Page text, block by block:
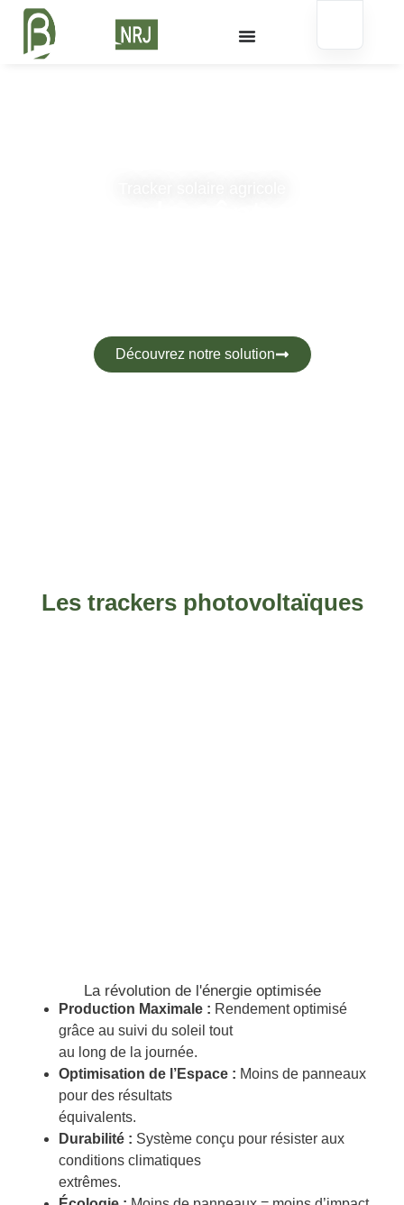
Découvrez notre solution
Les trackers photovoltaïques
La révolution de l'énergie optimisée
Production Maximale : Rendement optimisé
grâce au suivi du soleil tout
au long de la journée.
Optimisation de l’Espace : Moins de panneaux
pour des résultats
équivalents.
Durabilité : Système conçu pour résister aux
conditions climatiques
extrêmes.